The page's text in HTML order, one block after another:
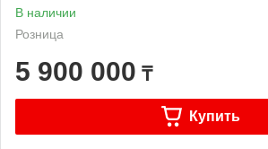
В наличии
Розница
5 900 000 ₸
Купить